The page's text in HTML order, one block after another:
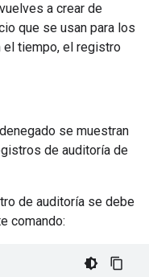
a crear de
que se usan para los
el tiempo, el registro
se muestran
de auditoría de
de auditoría se debe
comando: